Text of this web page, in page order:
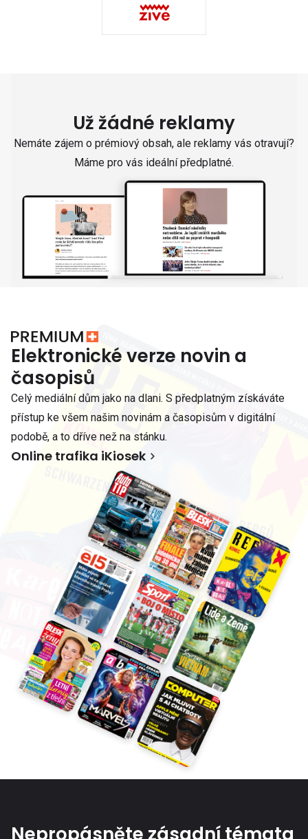
Už žádné reklamy
Nemáte zájem o prémiový obsah, ale reklamy vás otravují?
Máme pro vás ideální předplatné.
Elektronické verze novin a
časopisů
Celý mediální dům jako na dlani. S předplatným získáváte
přístup ke všem našim novinám a časopisům v digitální
podobě, a to dříve než na stánku.
Online trafika iKiosek